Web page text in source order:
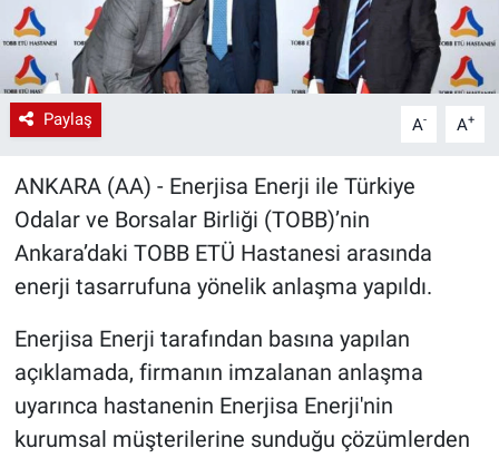
Paylaş A- A+
ANKARA (AA) - Enerjisa Enerji ile Türkiye
Odalar ve Borsalar Birliği (TOBB)’nin
Ankara’daki TOBB ETÜ Hastanesi arasında
enerji tasarrufuna yönelik anlaşma yapıldı.
Enerjisa Enerji tarafından basına yapılan
açıklamada, firmanın imzalanan anlaşma
uyarınca hastanenin Enerjisa Enerji'nin
kurumsal müşterilerine sunduğu çözümlerden